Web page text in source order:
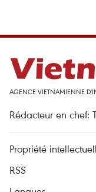
AGENCE VIETNAMIENNE
Rédacteur en chef:
Propriété
RSS